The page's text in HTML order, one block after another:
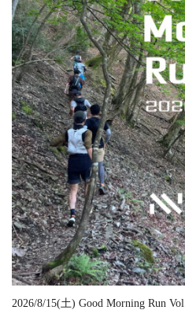
2026/8/15(土) Good Morning Run